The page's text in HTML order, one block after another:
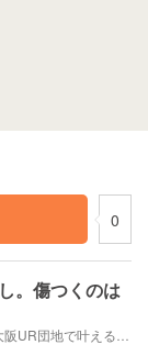
0
。傷つくのは